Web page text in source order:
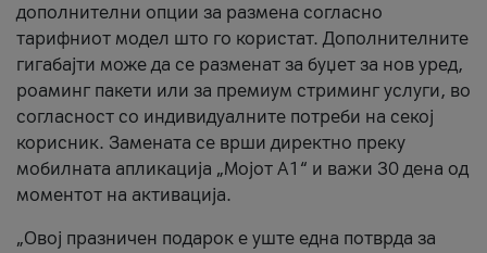
дополнителни опции за размена согласно
тарифниот модел што го користат. Дополнителните
гигабајти може да се разменат за буџет за нов уред,
роаминг пакети или за премиум стриминг услуги, во
согласност со индивидуалните потреби на секој
корисник. Замената се врши директно преку
мобилната апликација „Мојот А1“ и важи 30 дена од
моментот на активација.
„Овој празничен подарок е уште една потврда за